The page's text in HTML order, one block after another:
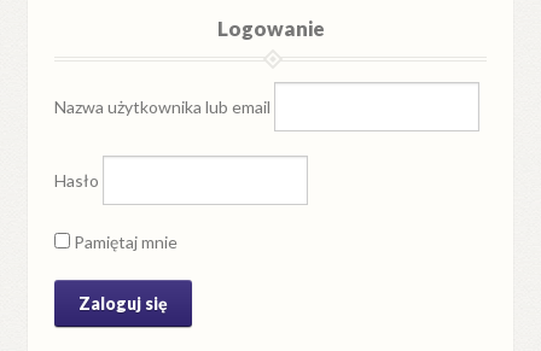
Logowanie
Nazwa użytkownika lub email
Hasło
Pamiętaj mnie